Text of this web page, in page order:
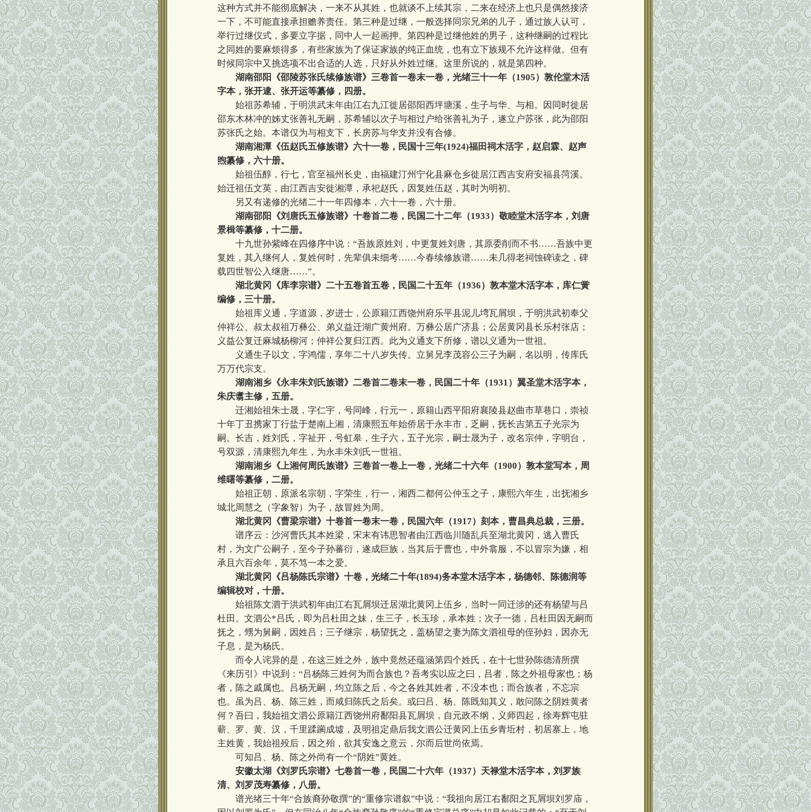
这种方式并不能彻底解决，一来不从其姓，也就谈不上续其宗，二来在经济上也只是偶然接济
一下，不可能直接承担赡养责任。第三种是过继，一般选择同宗兄弟的儿子，通过族人认可，
举行过继仪式，多要立字据，同中人一起画押。第四种是过继他姓的男子，这种继嗣的过程比
之同姓的要麻烦得多，有些家族为了保证家族的纯正血统，也有立下族规不允许这样做。但有
时候同宗中又挑选项不出合适的人选，只好从外姓过继。这里所说的，就是第四种。
湖南邵阳《邵陵苏张氏续修族谱》三卷首一卷末一卷，光绪三十一年（1905）敦伦堂木活
字本，张开逮、张开运等纂修，四册。
始祖苏希辅，于明洪武末年由江右九江徙居邵阳西坪塘溪，生子与华、与相。因同时徙居
邵东木林冲的姊丈张善礼无嗣，苏希辅以次子与相过户给张善礼为子，遂立户苏张，此为邵阳
苏张氏之始。本谱仅为与相支下，长房苏与华支并没有合修。
湖南湘潭《伍赵氏五修族谱》六十一卷，民国十三年(1924)福田祠木活字，赵启霖、赵声
煦纂修，六十册。
始祖伍醇，行七，官至福州长史，由福建汀州宁化县麻仓乡徙居江西吉安府安福县菏溪。
始迁祖伍文英，由江西吉安徙湘潭，承祀赵氏，因复姓伍赵，其时为明初。
另又有递修的光绪二十一年四修本，六十一卷，六十册。
湖南邵阳《刘唐氏五修族谱》十卷首二卷，民国二十二年（1933）敬睦堂木活字本，刘唐
景楫等纂修，十二册。
十九世孙紫峰在四修序中说：“吾族原姓刘，中更复姓刘唐，其原委削而不书……吾族中更
复姓，其入继何人，复姓何时，先辈俱未细考……今春续修族谱……未几得老祠蚀碑读之，碑
载四世智公入继唐……”。
湖北黄冈《库李宗谱》二十五卷首五卷，民国二十五年（1936）敦本堂木活字本，库仁黉
编修，三十册。
始祖库义通，字道源，岁进士，公原籍江西饶州府乐平县泥儿塆瓦屑坝，于明洪武初奉父
仲祥公、叔太叔祖万彝公、弟义益迁湖广黄州府。万彝公居广济县；公居黄冈县长乐村张店；
义益公复迁麻城杨柳河；仲祥公复归江西。此为义通支下所修，谱以义通为一世祖。
义通生子以文，字鸿儒，享年二十八岁失传。立舅兄李茂容公三子为嗣，名以明，传库氏
万万代宗支。
湖南湘乡《永丰朱刘氏族谱》二卷首二卷末一卷，民国二十年（1931）翼圣堂木活字本，
朱庆翥主修，五册。
迁湘始祖朱士晟，字仁宇，号同峰，行元一，原籍山西平阳府襄陵县赵曲市草巷口，崇祯
十年丁丑携家丁行盐于楚南上湘，清康熙五年始侨居于永丰市，乏嗣，抚长吉第五子光宗为
嗣。长吉，姓刘氏，字祉开，号虹皋，生子六，五子光宗，嗣士晟为子，改名宗仲，字明台，
号双源，清康熙九年生，为永丰朱刘氏一世祖。
湖南湘乡《上湘何周氏族谱》三卷首一卷上一卷，光绪二十六年（1900）敦本堂写本，周
维曙等纂修，二册。
始祖正朝，原派名宗朝，字荣生，行一，湘西二都何公仲玉之子，康熙六年生，出抚湘乡
城北周慧之（字象智）为子，故冒姓为周。
湖北黄冈《曹梁宗谱》十卷首一卷末一卷，民国六年（1917）刻本，曹昌典总裁，三册。
谱序云：沙河曹氏其本姓梁，宋末有讳思智者由江西临川随乱兵至湖北黄冈，逃入曹氏
村，为文广公嗣子，至今子孙蕃衍，遂成巨族，当其后于曹也，中外翕服，不以冒宗为嫌，相
承且六百余年，莫不笃一本之爱。
湖北黄冈《吕杨陈氏宗谱》十卷，光绪二十年(1894)务本堂木活字本，杨德邻、陈德润等
编辑校对，十册。
始祖陈文泗于洪武初年由江右瓦屑坝迁居湖北黄冈上伍乡，当时一同迁涉的还有杨望与吕
杜田。文泗公*吕氏，即为吕杜田之妹，生三子，长玉珍，承本姓；次子一德，吕杜田因无嗣而
抚之，甥为舅嗣，因姓吕；三子继宗，杨望抚之，盖杨望之妻为陈文泗祖母的侄孙妇，因亦无
子息，是为杨氏。
而令人诧异的是，在这三姓之外，族中竟然还蕴涵第四个姓氏，在十七世孙陈德清所撰
《来历引》中说到：“吕杨陈三姓何为而合族也？吾考实以应之曰，吕者，陈之外祖母家也；杨
者，陈之戚属也。吕杨无嗣，均立陈之后，今之各姓其姓者，不没本也；而合族者，不忘宗
也。虽为吕、杨、陈三姓，而咸归陈氏之后矣。或曰吕、杨、陈既知其义，敢问陈之阴姓黄者
何？吾曰，我始祖文泗公原籍江西饶州府鄱阳县瓦屑坝，自元政不纲，义师四起，徐寿辉屯驻
蕲、罗、黄、汉，千里蹂躏成墟，及明祖定鼎后我文泗公迁黄冈上伍乡青坵村，初居寨上，地
主姓黄，我始祖殁后，因之殆，欲其安逸之意云，尔而后世尚依焉。
可知吕、杨、陈之外尚有一个“阴姓”黄姓。
安徽太湖《刘罗氏宗谱》七卷首一卷，民国二十六年（1937）天禄堂木活字本，刘罗族
清、刘罗茂寿纂修，八册。
谱光绪三十年“合族裔孙敬撰”的“重修宗谱叙”中说：“我祖向居江右鄱阳之瓦屑坝刘罗庙，